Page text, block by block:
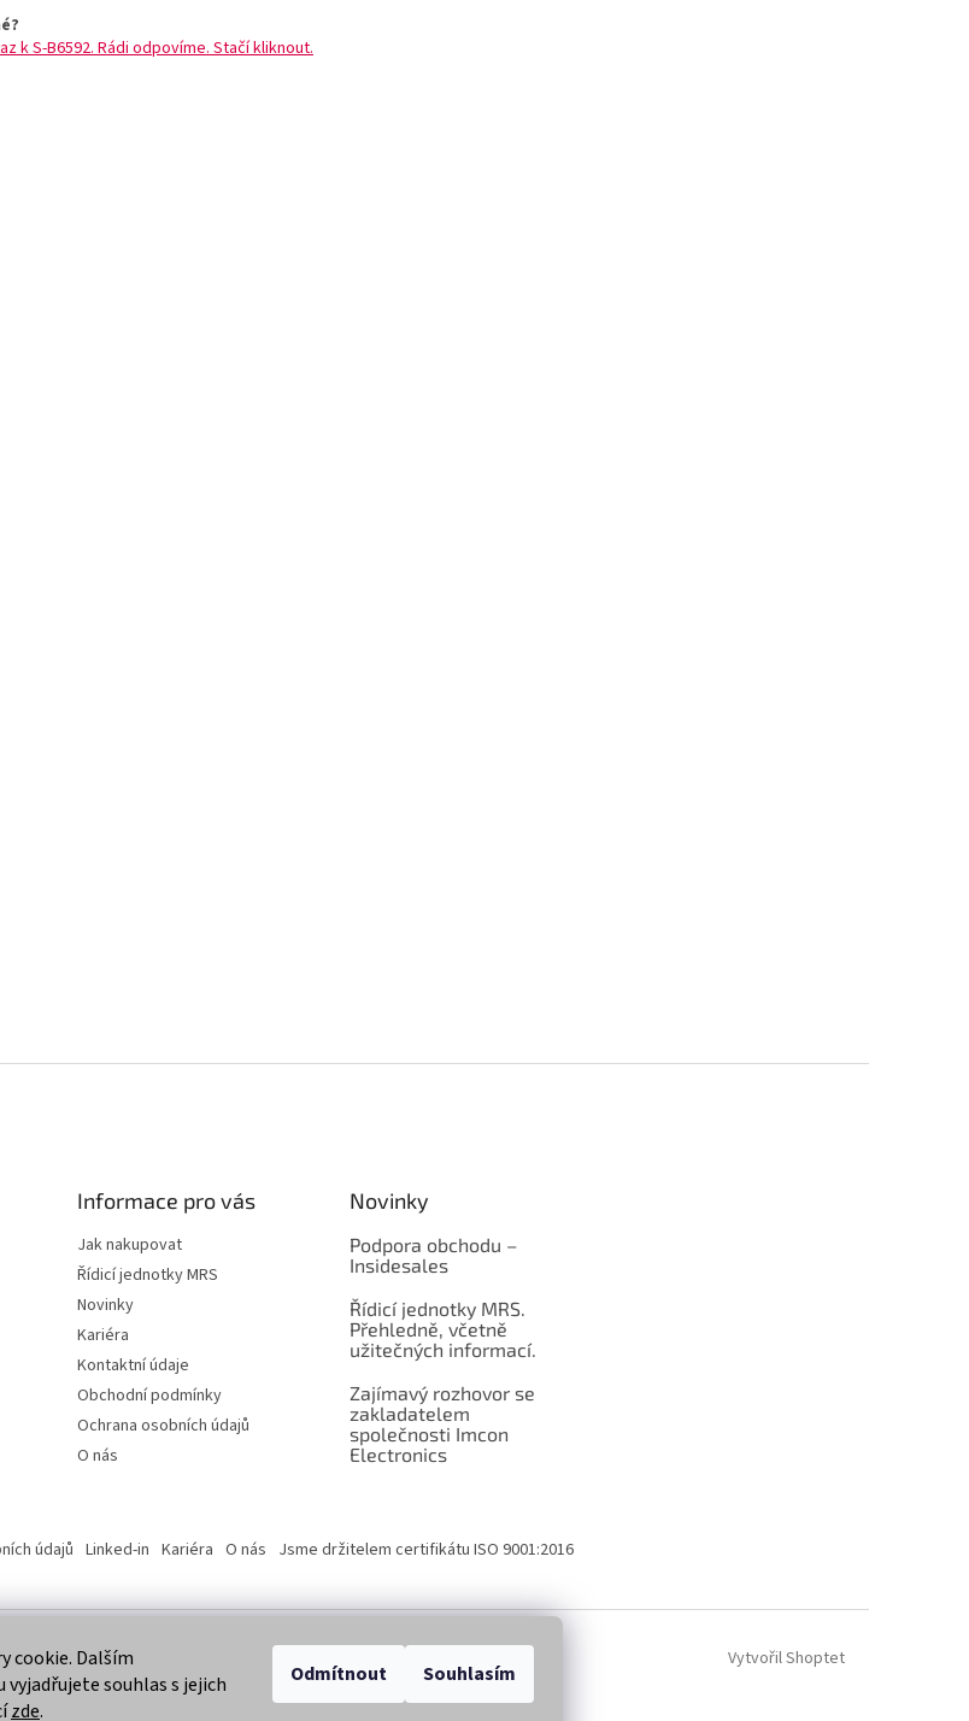
cookie. Dalším
souhlas s jejich
zde.
Odmítnout Souhlasím
k S-B6592. Rádi odpovíme. Stačí kliknout.
Informace pro vás
Jak nakupovat
Řídicí jednotky MRS
Novinky
Kariéra
Kontaktní údaje
Obchodní podmínky
Ochrana osobních údajů
O nás
Novinky
Podpora obchodu –
Insidesales
Řídicí jednotky MRS.
Přehledně, včetně
užitečných informací.
Zajímavý rozhovor se
zakladatelem
společnosti Imcon
Electronics
údajů Linked-in Kariéra O nás Jsme držitelem certifikátu ISO 9001:2016
Vytvořil Shoptet